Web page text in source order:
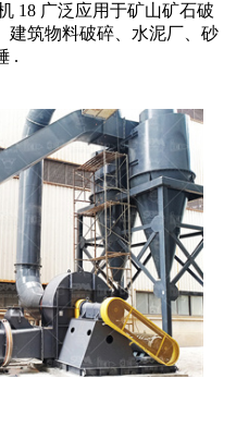
18 广泛应用于矿山矿石破
建筑物料破碎、水泥厂、砂
.